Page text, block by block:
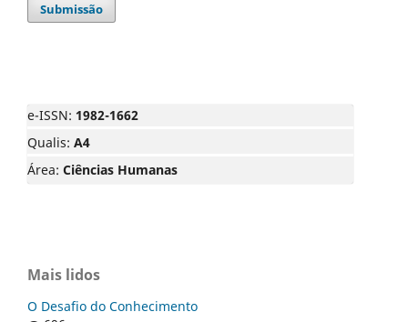
Submissão
e-ISSN: 1982-1662
Qualis: A4
Área: Ciências Humanas
Mais lidos
O Desafio do Conhecimento